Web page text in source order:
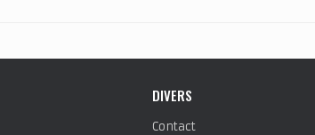
DIVERS
Contact